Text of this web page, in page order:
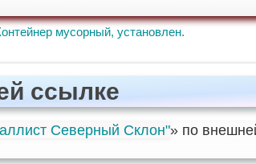
мусорный, установлен.
ссылке
Северный Склон"» по